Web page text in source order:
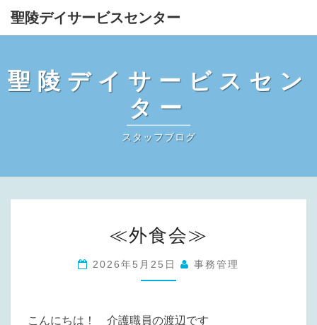
聖陵デイサービスセンター
聖陵デイサービスセン
ター
スタッフブログ
外
食
会
≪外食会≫
2026年5月25日 事務管理
こんにちは！ 介護職員の渡辺です